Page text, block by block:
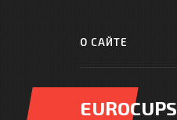
О САЙТЕ
EUROCUPS